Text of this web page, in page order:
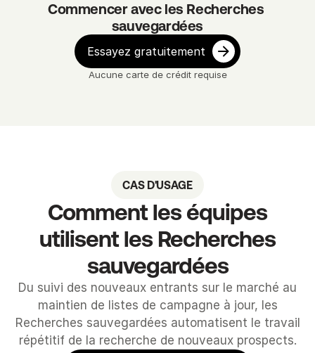
Commencer avec les Recherches
sauvegardées
Essayez gratuitement
Aucune carte de crédit requise
CAS D'USAGE
Comment les équipes
utilisent les Recherches
sauvegardées
Du suivi des nouveaux entrants sur le marché au
maintien de listes de campagne à jour, les
Recherches sauvegardées automatisent le travail
répétitif de la recherche de nouveaux prospects.